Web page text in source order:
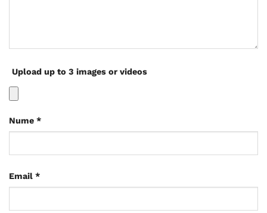
Upload up to 3 images or videos
Nume *
Email *